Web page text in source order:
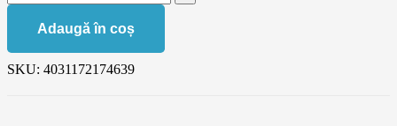
Adaugă în coș
SKU: 4031172174639